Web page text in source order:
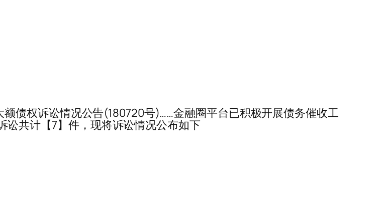
债权诉讼情况公告(180720号)……金融圈平台已积极开展债务催收工
共计【7】件，现将诉讼情况公布如下